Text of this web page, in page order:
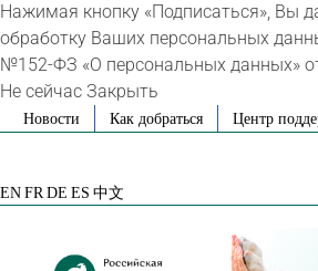
Нажимая кнопку «Подписаться», Вы
обработку Ваших персональных
№152-ФЗ «О персональных данных»
Не сейчас Закрыть
SkipНовости Как добраться Центр
EN FR DE ES 中文